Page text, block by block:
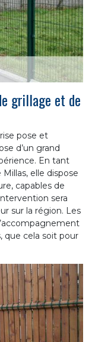
grillage et de
pose et
d’un grand
En tant
elle dispose
capables de
sera
sur la région. Les
que cela soit pour